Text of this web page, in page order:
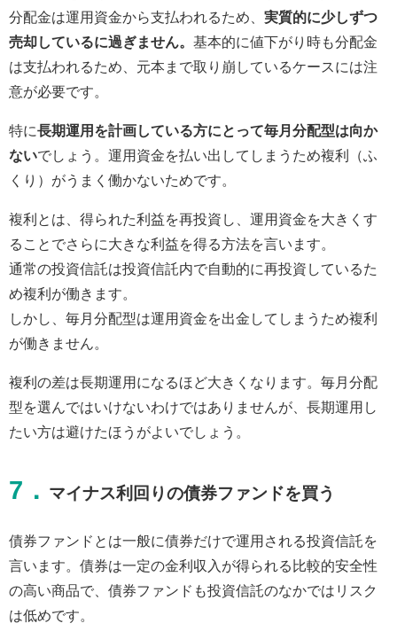
分配金は運用資金から支払われるため、 実質的に少しずつ
売却しているに過ぎません。 基本的に値下がり時も分配金
は支払われるため、元本まで取り崩しているケースには注
意が必要です。
特に長期運用を計画している方にとって毎月分配型は向か
ないでしょう。運用資金を払い出してしまうため複利（ふ
くり）がうまく働かないためです。
複利とは、得られた利益を再投資し、運用資金を大きくす
ることでさらに大きな利益を得る方法を言います。
通常の投資信託は投資信託内で自動的に再投資しているた
め複利が働きます。
しかし、毎月分配型は運用資金を出金してしまうため複利
が働きません。
複利の差は長期運用になるほど大きくなります。毎月分配
型を選んではいけないわけではありませんが、長期運用し
たい方は避けたほうがよいでしょう。
7． マイナス利回りの債券ファンドを買う
債券ファンドとは一般に債券だけで運用される投資信託を
言います。債券は一定の金利収入が得られる比較的安全性
の高い商品で、債券ファンドも投資信託のなかではリスク
は低めです。